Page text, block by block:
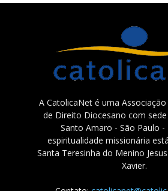
A CatolicaNet é uma Associação
de Direito Diocesano com
Santo Amaro - São Paulo -
espiritualidade missionária
Santa Teresinha do Menino
Xavier.